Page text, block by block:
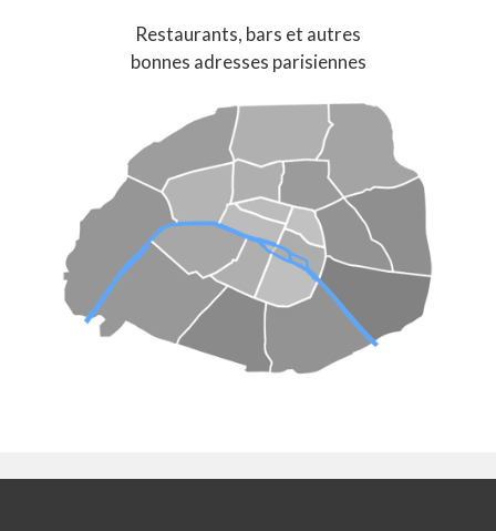
Restaurants, bars et autres
bonnes adresses parisiennes